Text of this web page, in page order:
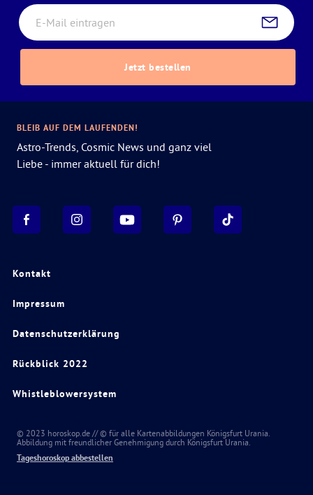
Jetzt bestellen
Kontakt
Impressum
Datenschutzerklärung
Rückblick 2022
Whistleblowersystem
BLEIB AUF DEM LAUFENDEN!
Astro-Trends, Cosmic News und ganz viel
Liebe - immer aktuell für dich!
© 2023 horoskop.de // © für alle Kartenabbildungen Königsfurt Urania.
Abbildung mit freundlicher Genehmigung durch Königsfurt Urania.
Tageshoroskop abbestellen